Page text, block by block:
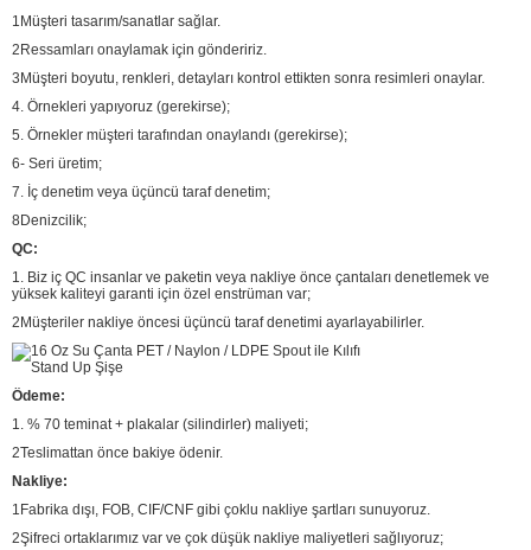
1Müşteri tasarım/sanatlar sağlar.
2Ressamları onaylamak için göndeririz.
3Müşteri boyutu, renkleri, detayları kontrol ettikten sonra resimleri onaylar.
4. Örnekleri yapıyoruz (gerekirse);
5. Örnekler müşteri tarafından onaylandı (gerekirse);
6- Seri üretim;
7. İç denetim veya üçüncü taraf denetim;
8Denizcilik;
QC:
1. Biz iç QC insanlar ve paketin veya nakliye önce çantaları denetlemek ve
yüksek kaliteyi garanti için özel enstrüman var;
2Müşteriler nakliye öncesi üçüncü taraf denetimi ayarlayabilirler.
Ödeme:
1. % 70 teminat + plakalar (silindirler) maliyeti;
2Teslimattan önce bakiye ödenir.
Nakliye:
1Fabrika dışı, FOB, CIF/CNF gibi çoklu nakliye şartları sunuyoruz.
2Şifreci ortaklarımız var ve çok düşük nakliye maliyetleri sağlıyoruz;